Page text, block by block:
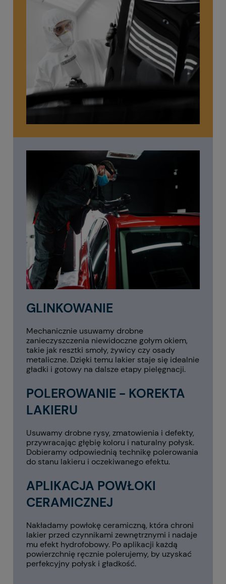
GLINKOWANIE
Mechanicznie usuwamy drobne
zanieczyszczenia niewidoczne gołym okiem,
takie jak resztki smoły, żywicy czy osady
metaliczne. Dzięki temu lakier staje się idealnie
gładki i gotowy na dalsze etapy pielęgnacji.
POLEROWANIE - KOREKTA
LAKIERU
Usuwamy drobne rysy, zmatowienia i defekty,
przywracając głębię koloru i naturalny połysk.
Dobieramy odpowiednią technikę polerowania
do stanu lakieru i oczekiwanego efektu.
APLIKACJA POWŁOKI
CERAMICZNEJ
Nakładamy powłokę ceramiczną, która chroni
lakier przed czynnikami zewnętrznymi i nadaje
mu efekt hydrofobowy. Po aplikacji każdą
powierzchnię ręcznie polerujemy, by uzyskać
perfekcyjny połysk i gładkość.